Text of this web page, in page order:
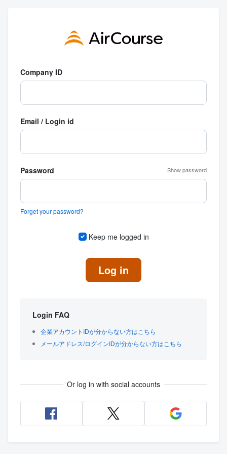
Company ID
Email / Login id
Password Show password
Forget your password?
Keep me logged in
Log in
Login FAQ
企業アカウントIDが分からない方はこちら
メールアドレス/ログインIDが分からない方はこちら
Or log in with social accounts